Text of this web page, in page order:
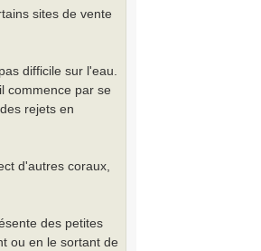
sites de vente
difficile sur l'eau.
commence par se
rejets en
d'autres coraux,
des petites
ou en le sortant de